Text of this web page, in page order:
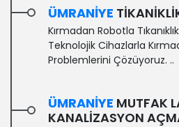
ÜMRANIYE
Kırmadan Robotla
Teknolojik Cihazlarla
Problemlerini Çözüyoruz. ..
ÜMRANIYE MUTFAK
KANALIZASYON